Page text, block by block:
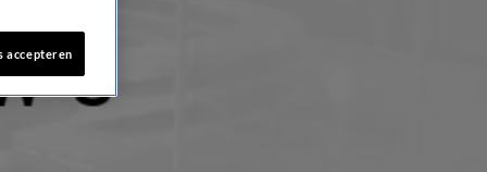
accepteren